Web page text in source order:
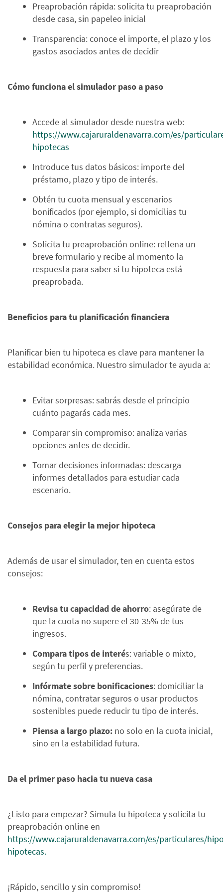
Preaprobación rápida: solicita tu preaprobación
desde casa, sin papeleo inicial
Transparencia: conoce el importe, el plazo y los
gastos asociados antes de decidir
Cómo funciona el simulador paso a paso
Accede al simulador desde nuestra web:
https://www.cajaruraldenavarra.com/es/
hipotecas
Introduce tus datos básicos: importe del
préstamo, plazo y tipo de interés.
Obtén tu cuota mensual y escenarios
bonificados (por ejemplo, si domicilias tu
nómina o contratas seguros).
Solicita tu preaprobación online: rellena un
breve formulario y recibe al momento la
respuesta para saber si tu hipoteca está
preaprobada.
Beneficios para tu planificación financiera
Planificar bien tu hipoteca es clave para mantener la
estabilidad económica. Nuestro simulador te ayuda a:
Evitar sorpresas: sabrás desde el principio
cuánto pagarás cada mes.
Comparar sin compromiso: analiza varias
opciones antes de decidir.
Tomar decisiones informadas: descarga
informes detallados para estudiar cada
escenario.
Consejos para elegir la mejor hipoteca
Además de usar el simulador, ten en cuenta estos
consejos:
Revisa tu capacidad de ahorro: asegúrate de
que la cuota no supere el 30-35% de tus
ingresos.
Compara tipos de interés: variable o mixto,
según tu perfil y preferencias.
Infórmate sobre bonificaciones: domiciliar la
nómina, contratar seguros o usar productos
sostenibles puede reducir tu tipo de interés.
Piensa a largo plazo: no solo en la cuota inicial,
sino en la estabilidad futura.
Da el primer paso hacia tu nueva casa
¿Listo para empezar? Simula tu hipoteca y solicita tu
preaprobación online en
https://www.cajaruraldenavarra.com/es/particulares/
hipotecas.
¡Rápido, sencillo y sin compromiso!